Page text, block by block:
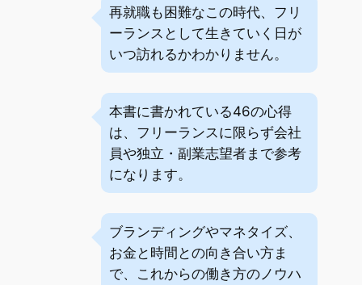
再就職も困難なこの時代、フリ
ーランスとして生きていく日が
いつ訪れるかわかりません。
本書に書かれている46の心得
は、フリーランスに限らず会社
員や独立・副業志望者まで参考
になります。
ブランディングやマネタイズ、
お金と時間との向き合い方ま
で、これからの働き方のノウハ